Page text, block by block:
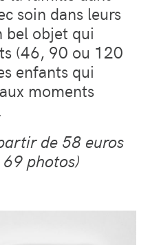
soin dans leurs
bel objet qui
(46, 90 ou 120
enfants qui
moments
de 58 euros
photos)